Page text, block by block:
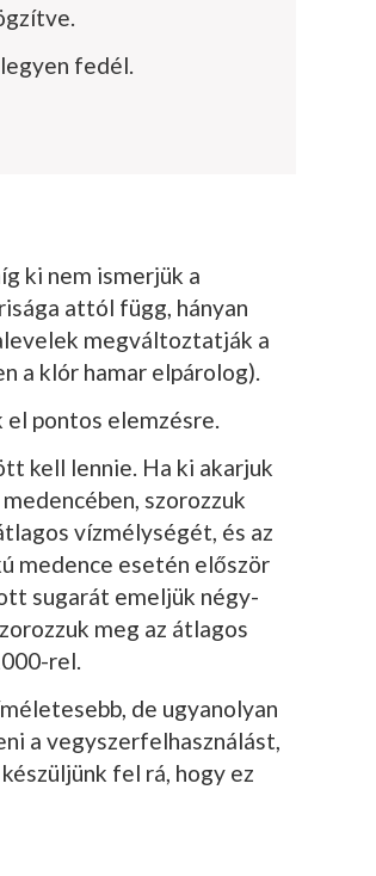
fedél.
ki nem ismerjük a
attól függ, hányan
megváltoz­tatják a
a klór hamar elpárolog).
pontos elemzésre.
kell lennie. Ha ki akarjuk
szorozzuk
vízmélységét, és az
medence ese­tén először
sugarát emeljük négy­
meg az átlagos
rel.
de ugyanolyan
a vegyszerfelhasználást,
fel rá, hogy ez